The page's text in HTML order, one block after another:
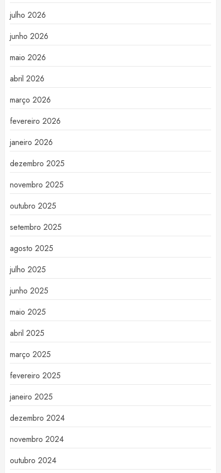
julho 2026
junho 2026
maio 2026
abril 2026
março 2026
fevereiro 2026
janeiro 2026
dezembro 2025
novembro 2025
outubro 2025
setembro 2025
agosto 2025
julho 2025
junho 2025
maio 2025
abril 2025
março 2025
fevereiro 2025
janeiro 2025
dezembro 2024
novembro 2024
outubro 2024